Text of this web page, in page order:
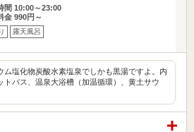
間 10:00～23:00
金 990円～
露天風呂
ム塩化物炭酸水素塩泉でしかも黒湯ですよ。内
トバス、温泉大浴槽（加温循環）、黄土サウ